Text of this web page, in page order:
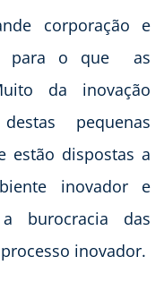
corporação e
para o que as
da inovação
pequenas
estão dispostas a
inovador e
burocracia das
inovador.